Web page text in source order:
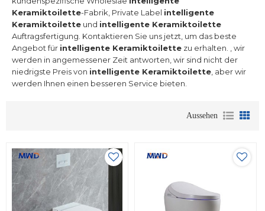
Keramiktoilette-Fabrik, Private Label intelligente
Keramiktoilette und intelligente Keramiktoilette
Auftragsfertigung. Kontaktieren Sie uns jetzt, um das beste
Angebot für intelligente Keramiktoilette zu erhalten. , wir
werden in angemessener Zeit antworten, wir sind nicht der
niedrigste Preis von intelligente Keramiktoilette , aber wir
werden Ihnen einen besseren Service bieten.
Aussehen